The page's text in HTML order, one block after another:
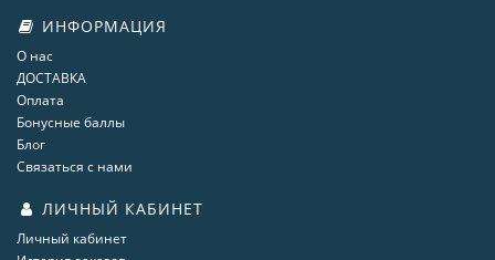
ИНФОРМАЦИЯ
О нас
ДОСТАВКА
Оплата
Бонусные баллы
Блог
Связаться с нами
ЛИЧНЫЙ КАБИНЕТ
Личный кабинет